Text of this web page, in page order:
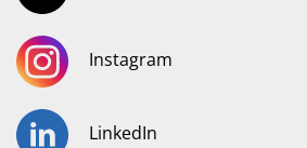
Instagram
LinkedIn